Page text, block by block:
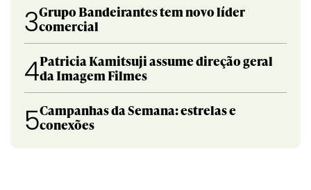
3Grupo Bandeirantes tem novo líder
comercial
4Patricia Kamitsuji assume direção geral
da Imagem Filmes
5Campanhas da Semana: estrelas e
conexões